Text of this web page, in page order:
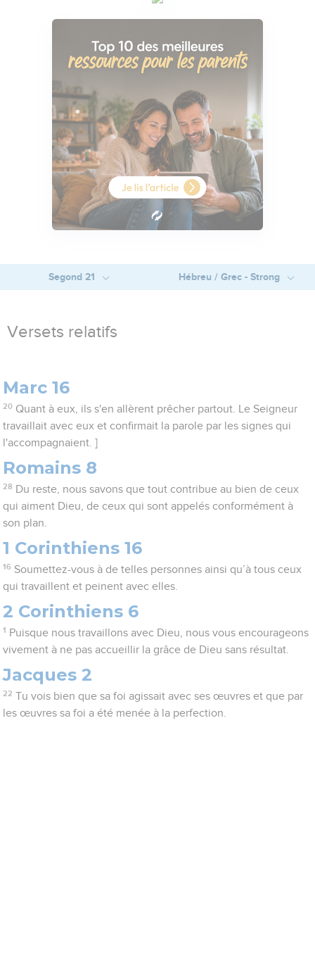
Segond 21 Hébreu / Grec - Strong
Versets relatifs
Marc 16
20 Quant à eux, ils s'en allèrent prêcher partout. Le Seigneur
travaillait avec eux et confirmait la parole par les signes qui
l'accompagnaient. ]
Romains 8
28 Du reste, nous savons que tout contribue au bien de ceux
qui aiment Dieu, de ceux qui sont appelés conformément à
son plan.
1 Corinthiens 16
16 Soumettez-vous à de telles personnes ainsi qu’à tous ceux
qui travaillent et peinent avec elles.
2 Corinthiens 6
1 Puisque nous travaillons avec Dieu, nous vous encourageons
vivement à ne pas accueillir la grâce de Dieu sans résultat.
Jacques 2
22 Tu vois bien que sa foi agissait avec ses œuvres et que par
les œuvres sa foi a été menée à la perfection.